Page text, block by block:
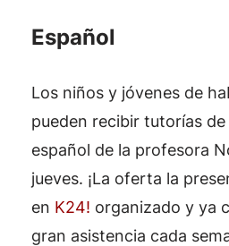
Español
Los niños y jóvenes de
pueden recibir tutorías
español de la profesora
jueves. ¡La oferta la
en K24! organizado y ya
gran asistencia cada